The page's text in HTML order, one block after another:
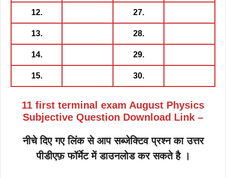
12. 27.
13. 28.
14. 29.
15. 30.
11 first terminal exam August Physics
Subjective Question Download Link –
नीचे दिए गए लिंक से आप सब्जेक्टिव प्रश्न का उत्तर
पीडीएफ़ फॉर्मेट में डाउनलोड कर सकते है ।